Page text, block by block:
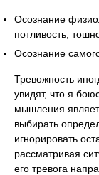
Осознание
потливость,
Осознание
Тревожность
увидят, что я
мышления
выбирать
игнорировать
рассматривая
его тревога